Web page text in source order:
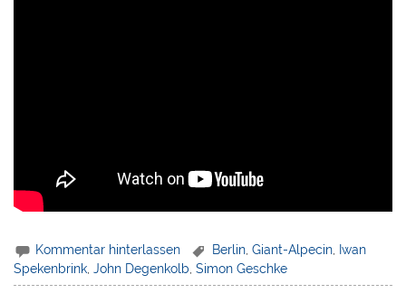
Kommentar hinterlassen Berlin ,Giant-Alpecin
Iwan
Spekenbrink,John Degenkolb,Simon Geschke